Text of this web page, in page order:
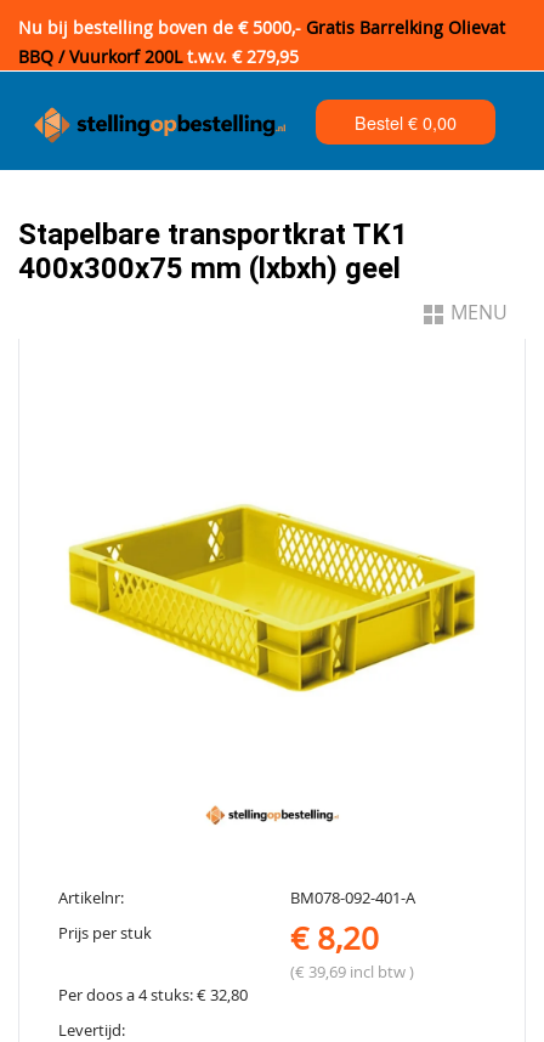
Nu bij bestelling boven de € 5000,- Gratis Barrelking Olievat
BBQ / Vuurkorf 200Lt.w.v. € 279,95
Bestel €0,00
Stapelbare transportkrat TK1
400x300x75 mm (lxbxh) geel
MENU
Artikelnr:
BM078-092-401-A
Prijs per stuk
€ 8,20
(€ 39,69 incl btw )
Per doos a 4 stuks: € 32,80
Levertijd: